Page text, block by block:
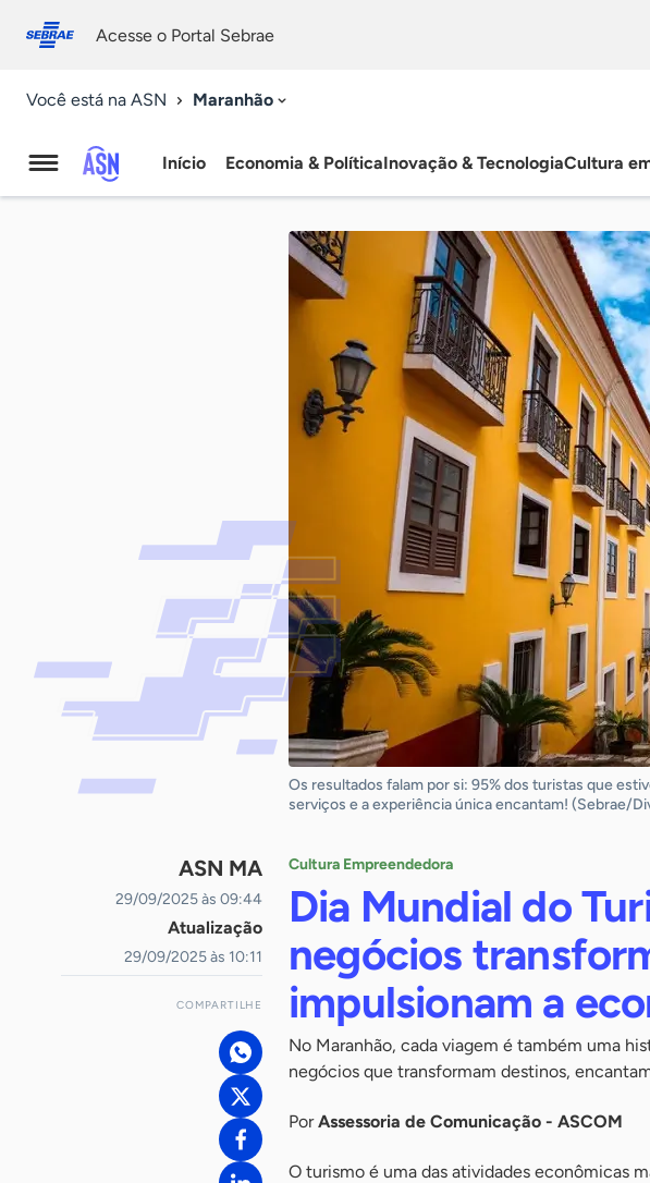
conosco
Acesse o Portal Sebrae
Você está na ASN Maranhão
Agência
Início Economia & PolíticaInovação & TecnologiaCultura
Os resultados falam por si: 95% dos turistas que
serviços e a experiência única encantam! (Sebrae/
ASN MA
29/09/2025 às 09:44
Atualização
29/09/2025 às 10:11
COMPARTILHE
Cultura Empreendedora
Dia Mundial do
negócios
impulsionam a
No Maranhão, cada viagem é também uma
negócios que transformam destinos,
PorAssessoria de Comunicação - ASCOM
O turismo é uma das atividades econômicas